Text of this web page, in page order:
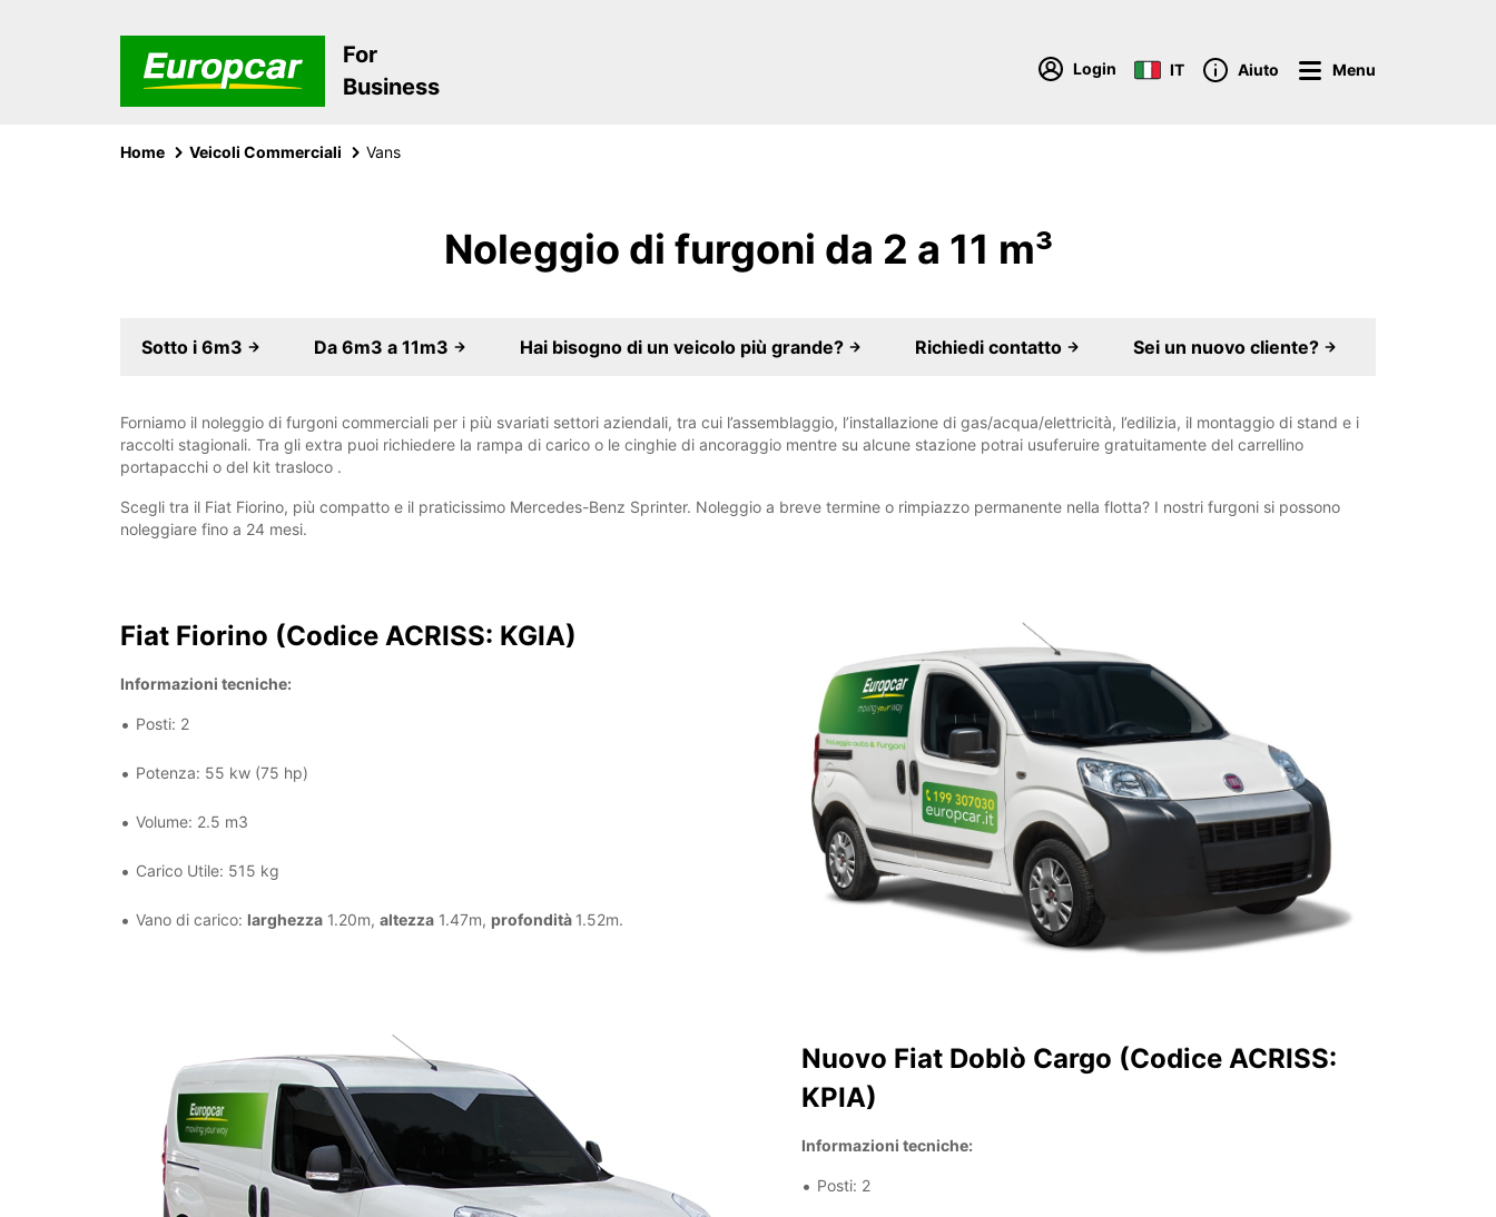
For
Business
Login IT Aiuto Menu
Home Veicoli Commerciali Vans
Noleggio di furgoni da 2 a 11 m³
Sotto i 6m3 Da 6m3 a 11m3 Hai bisogno di un veicolo più grande? Richiedi contatto Sei un nuovo cliente?
Forniamo il noleggio di furgoni commerciali per i più svariati settori aziendali, tra cui l’assemblaggio, l’installazione di gas/acqua/elettricità, l’edilizia, il montaggio di stand e i
raccolti stagionali. Tra gli extra puoi richiedere la rampa di carico o le cinghie di ancoraggio mentre su alcune stazione potrai usuferuire gratuitamente del carrellino
portapacchi o del kit trasloco .
Scegli tra il Fiat Fiorino, più compatto e il praticissimo Mercedes-Benz Sprinter. Noleggio a breve termine o rimpiazzo permanente nella flotta? I nostri furgoni si possono
noleggiare fino a 24 mesi.
Fiat Fiorino (Codice ACRISS: KGIA)
Informazioni tecniche:
Posti: 2
Potenza: 55 kw (75 hp)
Volume: 2.5 m3
Carico Utile: 515 kg
Vano di carico: larghezza 1.20m, altezza 1.47m, profondità 1.52m.
Nuovo Fiat Doblò Cargo (Codice ACRISS:
KPIA)
Informazioni tecniche:
Posti: 2